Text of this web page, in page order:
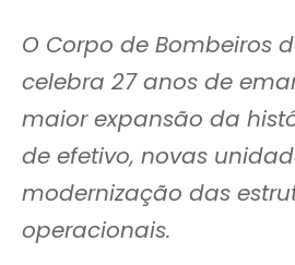
O Corpo de Bombeiros
celebra 27 anos de
maior expansão da
de efetivo, novas
modernização das
operacionais.